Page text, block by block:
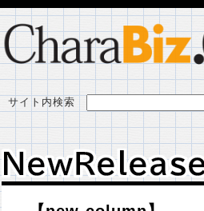
サイト内検索
ＮｅｗＲｅｌｅａｓ
ＮｅｗＲｅｌｅａｓ